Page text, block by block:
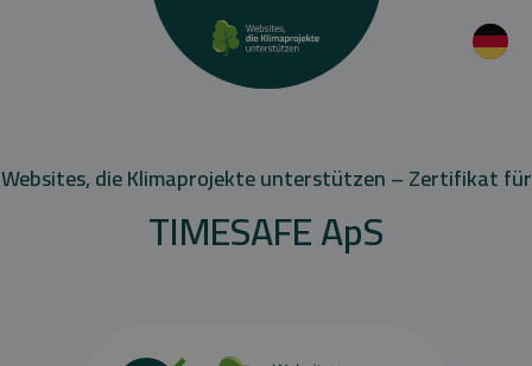
Websites, die Klimaprojekte unterstützen – Zertifikat für
TIMESAFE ApS